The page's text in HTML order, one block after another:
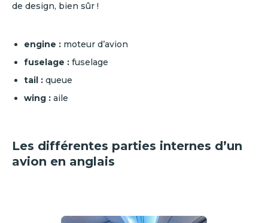
de design, bien sûr !
engine : moteur d’avion
fuselage : fuselage
tail : queue
wing : aile
Les différentes parties internes d’un
avion en anglais